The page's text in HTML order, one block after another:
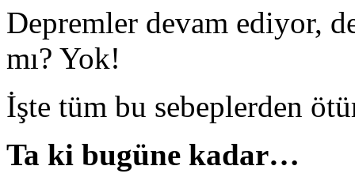
Depremler devam ediyor,
mı? Yok!
İşte tüm bu sebeplerden
Ta ki bugüne kadar…